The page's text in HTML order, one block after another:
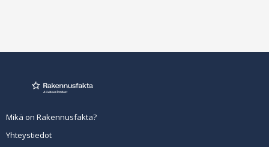
Mikä on Rakennusfakta?
Yhteystiedot